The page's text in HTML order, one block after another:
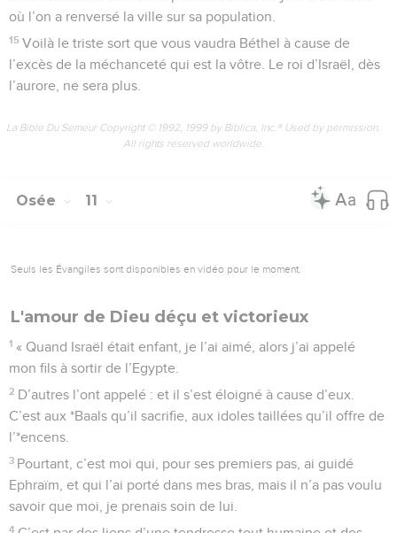
où l’on a renversé la ville sur sa population.
15 Voilà le triste sort que vous vaudra Béthel à cause de
l’excès de la méchanceté qui est la vôtre. Le roi d’Israël, dès
l’aurore, ne sera plus.
La Bible Du Semeur Copyright © 1992, 1999 by Biblica, Inc.® Used by permission.
All rights reserved worldwide.
Osée 11
Seuls les Évangiles sont disponibles en vidéo pour le moment.
L'amour de Dieu déçu et victorieux
1 « Quand Israël était enfant, je l’ai aimé, alors j’ai appelé
mon fils à sortir de l’Egypte.
2 D’autres l’ont appelé : et il s’est éloigné à cause d’eux.
C’est aux *Baals qu’il sacrifie, aux idoles taillées qu’il offre de
l’*encens.
3 Pourtant, c’est moi qui, pour ses premiers pas, ai guidé
Ephraïm, et qui l’ai porté dans mes bras, mais il n’a pas voulu
savoir que moi, je prenais soin de lui.
4